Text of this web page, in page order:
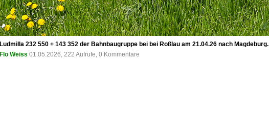
Ludmilla 232 550 + 143 352 der Bahnbaugruppe bei bei Roßlau am 21.04.26 nach Magdeburg.
Flo Weiss 01.05.2026, 222 Aufrufe, 0 Kommentare